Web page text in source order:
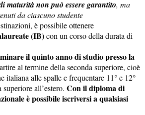
maturità non può essere garantito, ma
da ciascuno studente
è possibile ottenere
(IB)con un corso della durata di
il quinto anno di studio presso la
al termine della seconda superiore, cioè
italiana alle spalle e frequentare 11° e 12°
all’estero. Con il diploma di
è possibile iscriversi a qualsiasi